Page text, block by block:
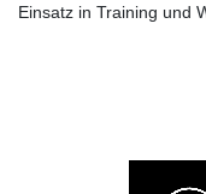
Einsatz in Training und